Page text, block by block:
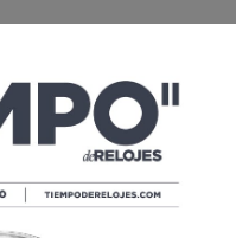
ROMAIN
EN TATTO-